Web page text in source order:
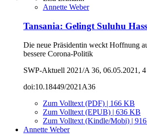
Annette Weber
Tansania: Gelingt Suluhu
Die neue Präsidentin weckt Hoffnung
bessere Corona-Politik
SWP-Aktuell 2021/A 36, 06.05.2021, 4
doi:10.18449/2021A36
Zum Volltext (PDF) | 166 KB
Zum Volltext (EPUB) | 636 KB
Zum Volltext (Kindle/Mobi) |
Annette Weber